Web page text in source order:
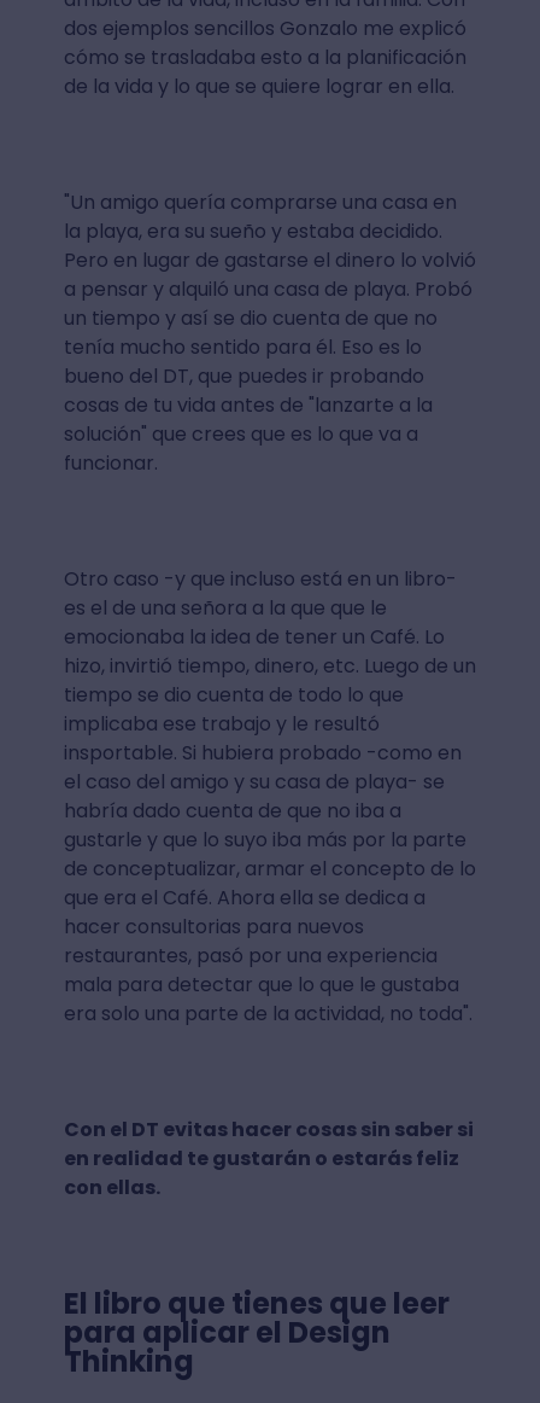
dos ejemplos sencillos Gonzalo me explicó
cómo se trasladaba esto a la planificación
de la vida y lo que se quiere lograr en ella.
"Un amigo quería comprarse una casa en
la playa, era su sueño y estaba decidido.
Pero en lugar de gastarse el dinero lo volvió
a pensar y alquiló una casa de playa. Probó
un tiempo y así se dio cuenta de que no
tenía mucho sentido para él. Eso es lo
bueno del DT, que puedes ir probando
cosas de tu vida antes de "lanzarte a la
solución" que crees que es lo que va a
funcionar.
Otro caso -y que incluso está en un libro-
es el de una señora a la que que le
emocionaba la idea de tener un Café. Lo
hizo, invirtió tiempo, dinero, etc. Luego de un
tiempo se dio cuenta de todo lo que
implicaba ese trabajo y le resultó
insportable. Si hubiera probado -como en
el caso del amigo y su casa de playa- se
habría dado cuenta de que no iba a
gustarle y que lo suyo iba más por la parte
de conceptualizar, armar el concepto de lo
que era el Café. Ahora ella se dedica a
hacer consultorias para nuevos
restaurantes, pasó por una experiencia
mala para detectar que lo que le gustaba
era solo una parte de la actividad, no toda".
Con el DT evitas hacer cosas sin saber si
en realidad te gustarán o estarás feliz
con ellas.
El libro que tienes que leer
para aplicar el Design
Thinking